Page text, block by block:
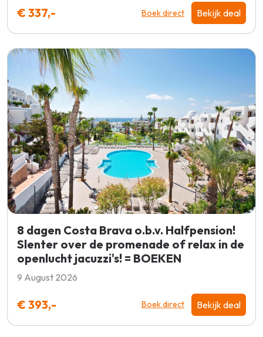
€ 337,- Boek direct Bekijk deal
8 dagen Costa Brava o.b.v. Halfpension!
Slenter over de promenade of relax in de
openlucht jacuzzi's! = BOEKEN
9 August 2026
€ 393,- Boek direct Bekijk deal